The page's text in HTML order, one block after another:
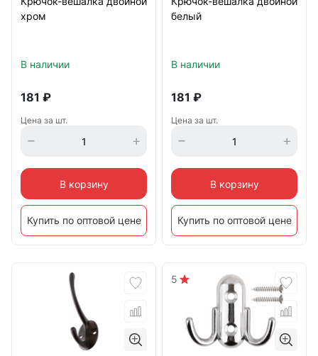
хром
В наличии
181 ₽
Цена за шт.
В корзину
Купить по оптовой цене
белый
В наличии
181 ₽
Цена за шт.
В корзину
Купить по оптовой цене
5